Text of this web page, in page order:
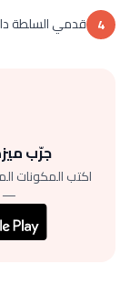
4 قدمي السلطة
جرّب
اكتب المكونات
—